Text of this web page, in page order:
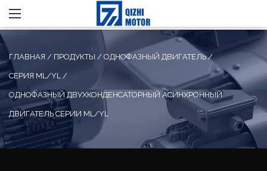
ГЛАВНАЯ / ПРОДУКТЫ / ОДНОФАЗНЫЙ ДВИГАТЕЛЬ/
СЕРИЯ ML/YL/
ОДНОФАЗНЫЙ ДВУХКОНДЕНСАТОРНЫЙ АСИНХРОННЫЙ
ДВИГАТЕЛЬ СЕРИИ ML/YL